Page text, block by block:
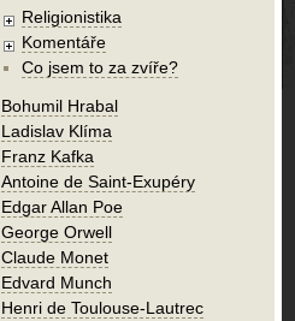
Religionistika
Komentáře
Co jsem to za zvíře?
Bohumil Hrabal
Ladislav Klíma
Franz Kafka
Antoine de Saint-Exupéry
Edgar Allan Poe
George Orwell
Claude Monet
Edvard Munch
Henri de Toulouse-Lautrec